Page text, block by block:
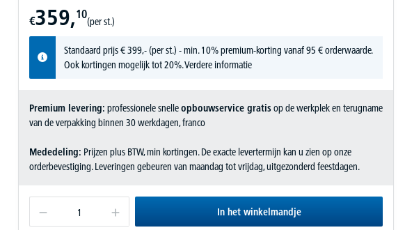
€359,10
(per st.)
Standaard prijs€399,-(per st.) - min. 10% premium-korting vanaf 95 € orderwaarde.
Ook kortingen mogelijk tot 20%.Verdere informatie
Premium levering: professionele snelleopbouwservice gratisop de werkplek en terugname
van de verpakking binnen 30 werkdagen, franco
Mededeling: Prijzen plus BTW, min kortingen. De exacte levertermijn kan u zien op onze
orderbevestiging. Leveringen gebeuren van maandag tot vrijdag, uitgezonderd feestdagen.
In het winkelmandje